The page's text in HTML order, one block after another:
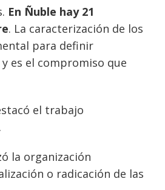
En Ñuble hay 21
. La caracterización de los
para definir
es el compromiso que
el trabajo
la organización
o radicación de las